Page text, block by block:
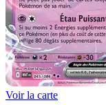
Voir la carte